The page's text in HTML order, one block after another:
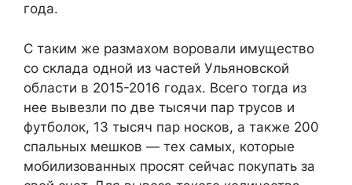
года.
С таким же размахом воровали имущество
со склада одной из частей Ульяновской
области в 2015-2016 годах. Всего тогда из
нее вывезли по две тысячи пар трусов и
футболок, 13 тысяч пар носков, а также 200
спальных мешков — тех самых, которые
мобилизованных просят сейчас покупать за